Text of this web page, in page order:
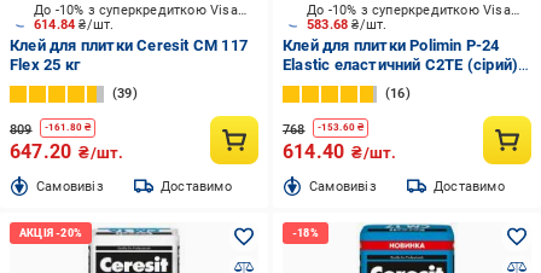
614.84₴/шт.
До -10% з суперкредиткою Visa Вигода
Клей для плитки Ceresit CM 117
Flex 25 кг
39
809 -161.80 ₴
647.20 ₴/шт.
Cамовивіз Доставимо
583.68₴/шт.
До -10% з суперкредиткою Visa Вигода
Клей для плитки Polimin P-24
Elastic еластичний C2TE (сірий)
25 кг
16
768 -153.60₴
614.40 ₴/шт.
Cамовивіз Доставимо